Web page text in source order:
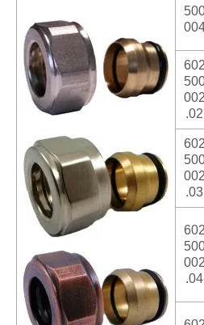
602
002
.02
602
002
.03
602
002
.04